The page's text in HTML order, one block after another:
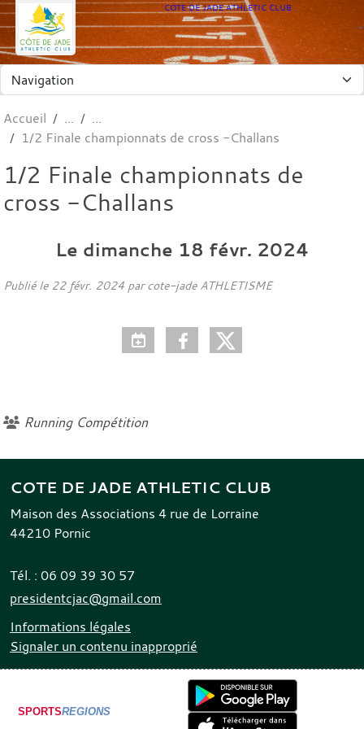
COTE DE JADE ATHLETIC CLUB
Accueil
1/2 Finale championnats de cross -Challans
1/2 Finale championnats de
cross -Challans
Le dimanche 18 févr. 2024
Publié le 22 févr. 2024 par cote-jade ATHLETISME
Running Compétition
COTE DE JADE ATHLETIC CLUB
Maison des Associations 4 rue de Lorraine
44210 Pornic
Tél. : 06 09 39 30 57
presidentcjac@gmail.com
Informations légales
Signaler un contenu inapproprié
SPORTSREGIONS
Panneau de gestion des cookies